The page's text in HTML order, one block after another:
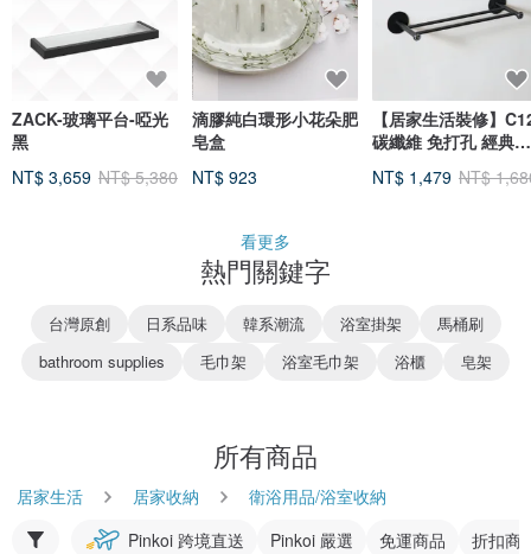
ZACK-玻璃平台-啞光
黑
NT$ 3,659 NT$ 5,380
滴膠純白環形小花朵肥
皂盒
NT$ 923
【居家生活裝修】
碳纖維 免打孔 經典雙
NT$ 1,479 NT$
看更多
熱門關鍵字
台灣原創 日系品味 韓系潮流 浴室掛架
馬桶刷
bathroom supplies
毛巾架 浴室毛巾架 浴櫃 皂架
所有商品
居家生活 居家收納
衛浴用品/浴室收納
Pinkoi 跨境直送
Pinkoi 嚴選 免運商品 折扣商